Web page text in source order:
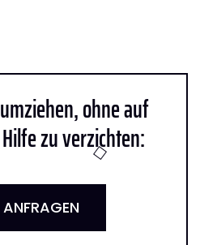
ohne auf
zu verzichten: